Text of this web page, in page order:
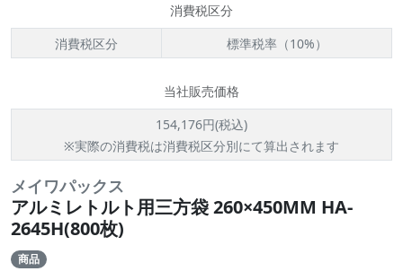
消費税区分
消費税区分
標準税率（10%）
当社販売価格
154,176円(税込)
※実際の消費税は消費税区分別にて算出されます
メイワパックス
アルミレトルト用三方袋 260×450MM HA-
2645H(800枚)
商品